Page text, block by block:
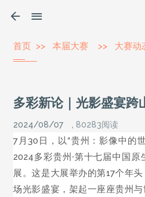
首页 >> 本届大赛 >> 大赛动
多彩新论｜光影盛宴跨
2024/08/07 80283阅读
7月30日，以“贵州：影像中的
2024多彩贵州·第十七届中国
展。这是大展举办的第17个年
场光影盛宴，架起一座座贵州